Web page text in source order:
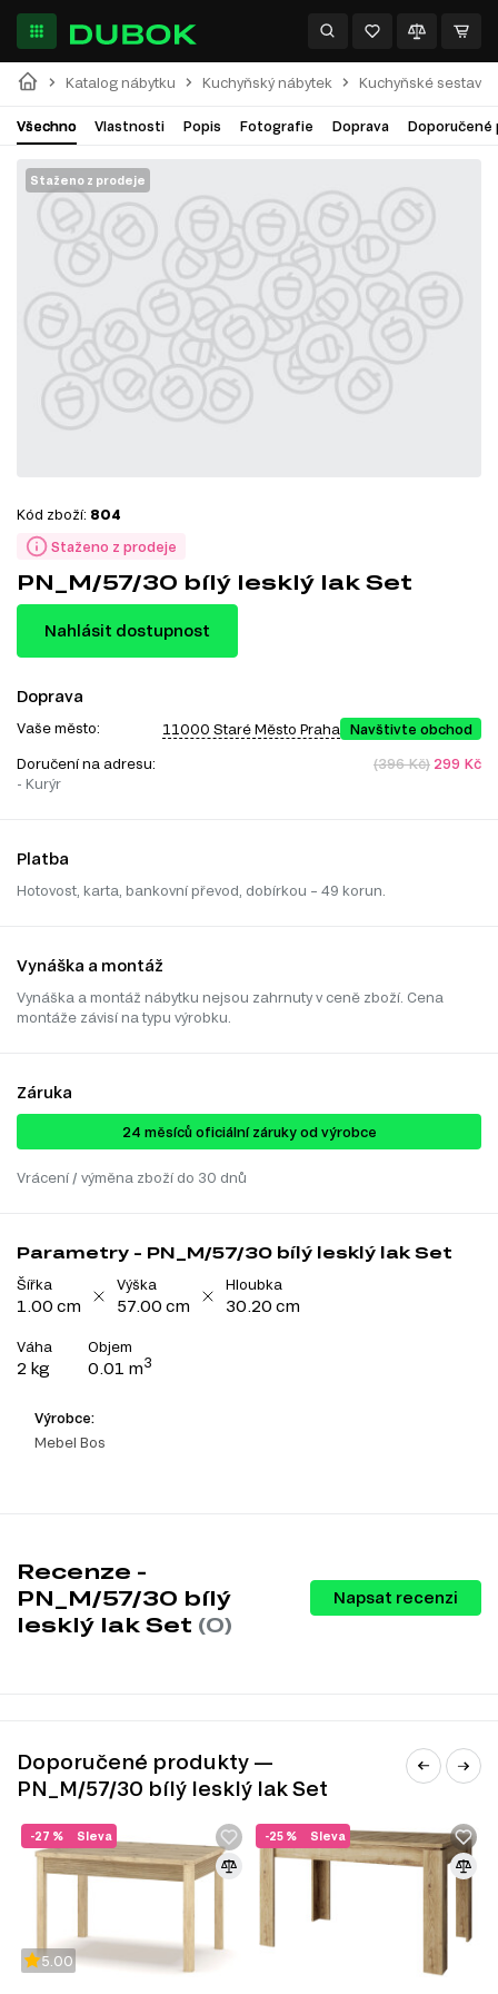
Katalog nábytku Kuchyňský nábytek Kuchyňské sestavy
Všechno Vlastnosti Popis Fotografie Doprava Doporučené
Staženo z prodeje
Staženo z prodeje
Kód zboží: 804
PN_M/57/30 bílý lesklý lak Set
Nahlásit dostupnost
Doprava
Vaše město: 11000 Staré Město Praha Navštivte obchod
Doručení na adresu:
- Kurýr
(396 Kč) 299 Kč
Platba
Hotovost, karta, bankovní převod, dobírkou – 49 korun.
Vynáška a montáž
Vynáška a montáž nábytku nejsou zahrnuty v ceně zboží. Cena
montáže závisí na typu výrobku.
Záruka
24 ​​​​měsíců oficiální záruky od výrobce
Vrácení / výměna zboží do 30 dnů
Parametry - PN_M/57/30 bílý lesklý lak Set
Šířka
1.00 cm
Výška
57.00 cm
Hloubka
30.20 cm
Váha
2 kg
Objem
0.01 m3
Výrobce:
Mebel Bos
Recenze -
PN_M/57/30 bílý
lesklý lak Set (0)
Napsat recenzi
Doporučené produkty —
PN_M/57/30 bílý lesklý lak Set
Sleva
-27 %
5.00
Sleva
-25 %